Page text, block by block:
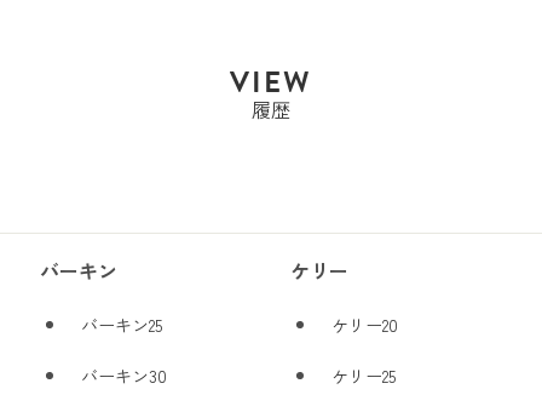
VIEW
履歴
バーキン
バーキン25
バーキン30
ケリー
ケリー20
ケリー25